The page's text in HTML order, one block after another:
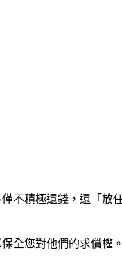
不積極還錢，還「放
全您對他們的求償權。